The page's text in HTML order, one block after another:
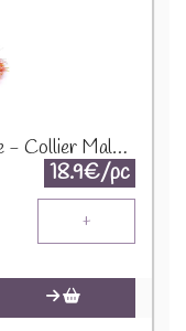
Bois de Tulsi, Thulite, Quartz rose - Collier Mala 12646
18.9€/pc
+